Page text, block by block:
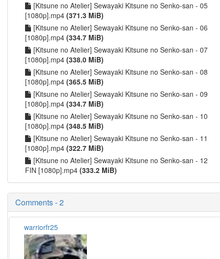
[Kitsune no Atelier] Sewayaki Kitsune no Senko-san - 05
[1080p].mp4 (371.3 MiB)
[Kitsune no Atelier] Sewayaki Kitsune no Senko-san - 06
[1080p].mp4 (334.7 MiB)
[Kitsune no Atelier] Sewayaki Kitsune no Senko-san - 07
[1080p].mp4 (338.0 MiB)
[Kitsune no Atelier] Sewayaki Kitsune no Senko-san - 08
[1080p].mp4 (365.5 MiB)
[Kitsune no Atelier] Sewayaki Kitsune no Senko-san - 09
[1080p].mp4 (334.7 MiB)
[Kitsune no Atelier] Sewayaki Kitsune no Senko-san - 10
[1080p].mp4 (348.5 MiB)
[Kitsune no Atelier] Sewayaki Kitsune no Senko-san - 11
[1080p].mp4 (322.7 MiB)
[Kitsune no Atelier] Sewayaki Kitsune no Senko-san - 12
FIN [1080p].mp4 (333.2 MiB)
Comments - 2
warriorfr25